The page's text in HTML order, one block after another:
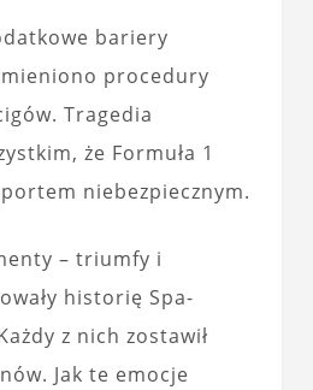
bariery
procedury
Tragedia
że Formuła 1
niebezpiecznym.
– triumfy i
historię Spa-
z nich zostawił
Jak te emocje